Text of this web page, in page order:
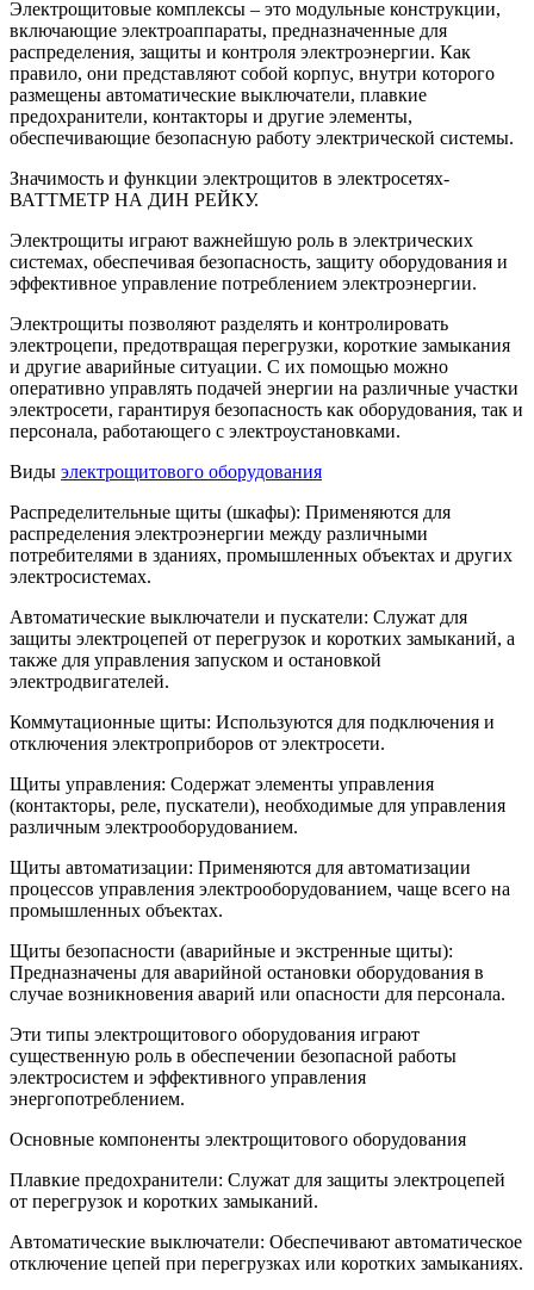
Электрощитовые комплексы – это модульные конструкции,
включающие электроаппараты, предназначенные для
распределения, защиты и контроля электроэнергии. Как
правило, они представляют собой корпус, внутри которого
размещены автоматические выключатели, плавкие
предохранители, контакторы и другие элементы,
обеспечивающие безопасную работу электрической системы.
Значимость и функции электрощитов в электросетях-
ВАТТМЕТР НА ДИН РЕЙКУ.
Электрощиты играют важнейшую роль в электрических
системах, обеспечивая безопасность, защиту оборудования и
эффективное управление потреблением электроэнергии.
Электрощиты позволяют разделять и контролировать
электроцепи, предотвращая перегрузки, короткие замыкания
и другие аварийные ситуации. С их помощью можно
оперативно управлять подачей энергии на различные участки
электросети, гарантируя безопасность как оборудования, так и
персонала, работающего с электроустановками.
Виды электрощитового оборудования
Распределительные щиты (шкафы): Применяются для
распределения электроэнергии между различными
потребителями в зданиях, промышленных объектах и других
электросистемах.
Автоматические выключатели и пускатели: Служат для
защиты электроцепей от перегрузок и коротких замыканий, а
также для управления запуском и остановкой
электродвигателей.
Коммутационные щиты: Используются для подключения и
отключения электроприборов от электросети.
Щиты управления: Содержат элементы управления
(контакторы, реле, пускатели), необходимые для управления
различным электрооборудованием.
Щиты автоматизации: Применяются для автоматизации
процессов управления электрооборудованием, чаще всего на
промышленных объектах.
Щиты безопасности (аварийные и экстренные щиты):
Предназначены для аварийной остановки оборудования в
случае возникновения аварий или опасности для персонала.
Эти типы электрощитового оборудования играют
существенную роль в обеспечении безопасной работы
электросистем и эффективного управления
энергопотреблением.
Основные компоненты электрощитового оборудования
Плавкие предохранители: Служат для защиты электроцепей
от перегрузок и коротких замыканий.
Автоматические выключатели: Обеспечивают автоматическое
отключение цепей при перегрузках или коротких замыканиях.